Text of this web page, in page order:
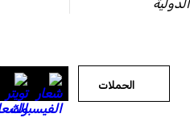
الحملات